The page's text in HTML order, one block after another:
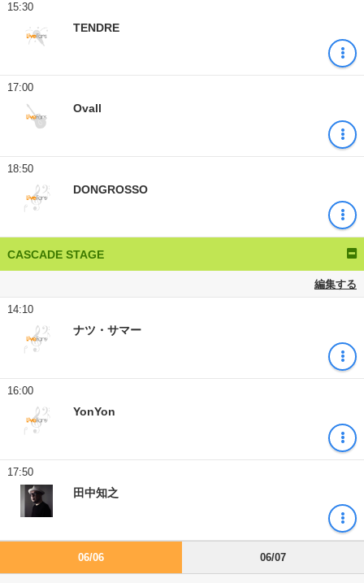
15:30
TENDRE
17:00
Ovall
18:50
DONGROSSO
CASCADE STAGE
編集する
14:10
ナツ・サマー
16:00
YonYon
17:50
田中知之
06/06 06/07